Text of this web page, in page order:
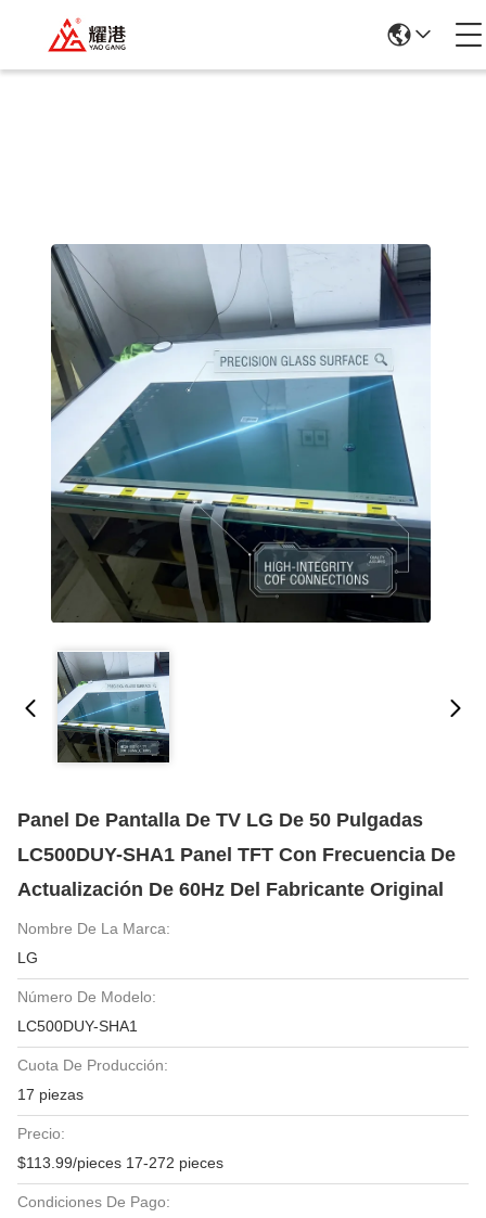
Panel De Pantalla De TV LG De 50 Pulgadas
LC500DUY-SHA1 Panel TFT Con Frecuencia De
Actualización De 60Hz Del Fabricante Original
Nombre De La Marca:
LG
Número De Modelo:
LC500DUY-SHA1
Cuota De Producción:
17 piezas
Precio:
$113.99/pieces 17-272 pieces
Condiciones De Pago: